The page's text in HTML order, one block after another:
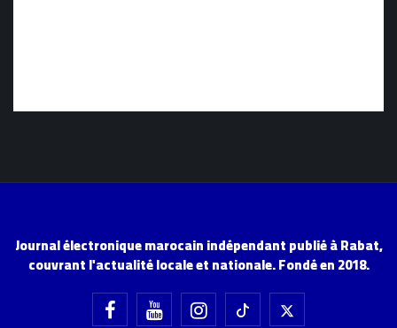
Journal électronique marocain indépendant publié à Rabat,
couvrant l'actualité locale et nationale. Fondé en 2018.